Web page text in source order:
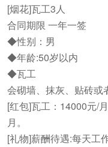
[烟花]瓦工3人
合同期限 一年一签
◆性别：男
◆年龄:50岁以内
◆瓦工
会砌墙、抹灰、贴砖或
[红包]‌瓦工：14000元/
月。
[礼物]薪酬待遇:每天工